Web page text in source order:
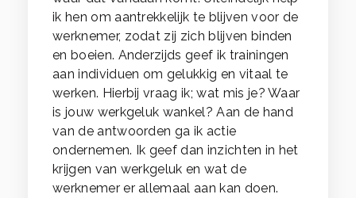
ik hen om aantrekkelijk te blijven voor de
werknemer, zodat zij zich blijven binden
en boeien. Anderzijds geef ik trainingen
aan individuen om gelukkig en vitaal te
werken. Hierbij vraag ik; wat mis je? Waar
is jouw werkgeluk wankel? Aan de hand
van de antwoorden ga ik actie
ondernemen. Ik geef dan inzichten in het
krijgen van werkgeluk en wat de
werknemer er allemaal aan kan doen.